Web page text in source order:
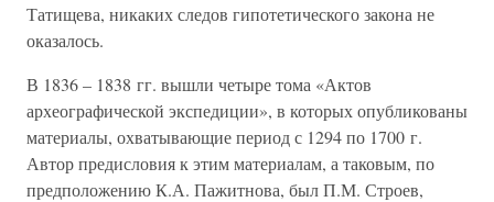
Татищева, никаких следов гипотетического закона не
оказалось.
В 1836 – 1838 гг. вышли четыре тома «Актов
археографической экспедиции», в которых опубликованы
материалы, охватывающие период с 1294 по 1700 г.
Автор предисловия к этим материалам, а таковым, по
предположению К.А. Пажитнова, был П.М. Строев,